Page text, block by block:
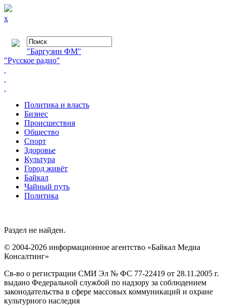
x
"Баргузин ФМ"
"Русское радио"
Политика и власть
Бизнес
Происшествия
Общество
Cпорт
Здоровье
Культура
Город живёт
Байкал
Чайный путь
Политика
Раздел не найден.
© 2004-2026 информационное агентство «Байкал Медиа
Консалтинг»
Св-во о регистрации СМИ Эл № ФС 77-22419 от 28.11.2005 г.
выдано Федеральной службой по надзору за соблюдением
законодательства в сфере массовых коммуникаций и охране
культурного наследия